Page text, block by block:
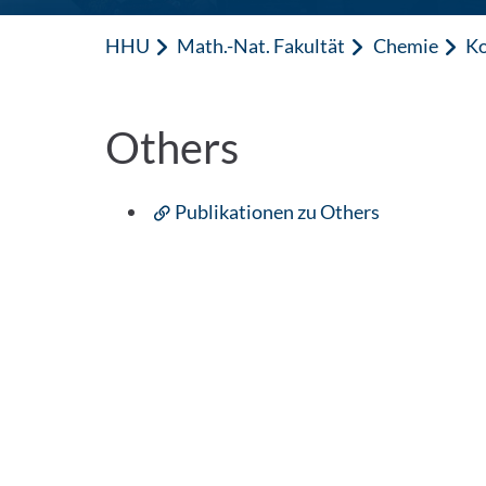
HHU Math.-Nat. Fakultät Chemie
Others
Publikationen zu Others